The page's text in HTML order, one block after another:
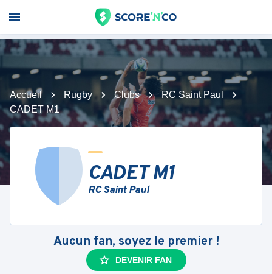
Accueil Rugby Clubs
RC Saint Paul
CADET M1
CADET M1
RC Saint Paul
Aucun fan, soyez le premier !
DEVENIR FAN